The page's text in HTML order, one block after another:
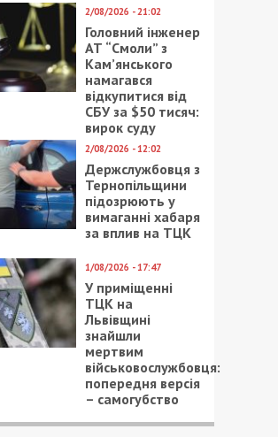
2/08/2026 - 21:02
Головний інженер
АТ “Смоли” з
Кам’янського
намагався
відкупитися від
СБУ за $50 тисяч:
вирок суду
2/08/2026 - 12:02
Держслужбовця з
Тернопільщини
підозрюють у
вимаганні хабаря
за вплив на ТЦК
1/08/2026 - 17:47
У приміщенні
ТЦК на
Львівщині
знайшли
мертвим
військовослужбовця:
попередня версія
– самогубство